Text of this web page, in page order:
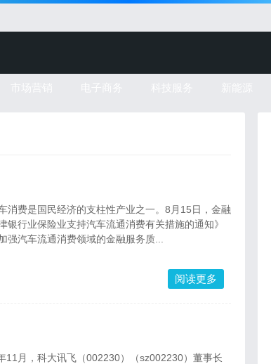
消费是国民经济的支柱性产业之一。8月15日，金融
行业保险业支持汽车流通消费有关措施的通知》
强汽车流通消费领域的金融服务质...
阅读更多
，科大讯飞（002230）（sz002230）董事长